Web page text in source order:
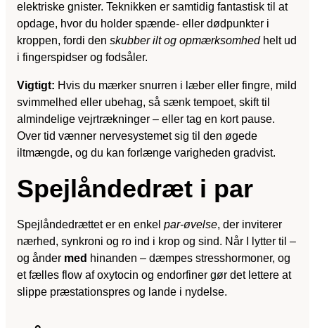
elektriske gnister. Teknikken er samtidig fantastisk til at
opdage, hvor du holder spænde- eller dødpunkter i
kroppen, fordi den skubber ilt og opmærksomhedhelt ud
i fingerspidser og fodsåler.
Vigtigt: Hvis du mærker snurren i læber eller fingre, mild
svimmelhed eller ubehag, så sænk tempoet, skift til
almindelige vejrtrækninger – eller tag en kort pause.
Over tid vænner nervesystemet sig til den øgede
iltmængde, og du kan forlænge varigheden gradvist.
Spejlåndedræt i par
Spejlåndedrættet er en enkel par-øvelse, der inviterer
nærhed, synkroni og ro ind i krop og sind. Når I lytter til –
og ånder med hinanden – dæmpes stresshormoner, og
et fælles flow af oxytocin og endorfiner gør det lettere at
slippe præstationspres og lande i nydelse.